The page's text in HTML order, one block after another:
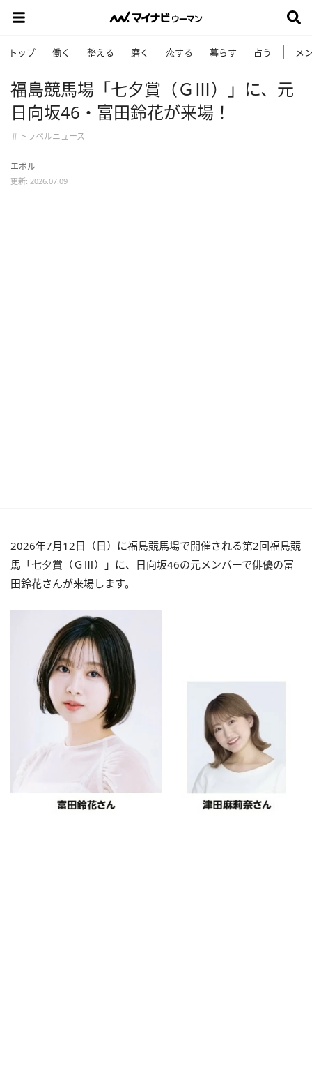
トップ 働く 整える 磨く 恋する 暮らす 占う メ
福島競馬場「七夕賞（ＧⅢ）」に、元
日向坂46・富田鈴花が来場！
＃トラベルニュース
エボル
更新: 2026.07.09
2026年7月12日（日）に福島競馬場で開催される第2回福島競
馬「七夕賞（ＧⅢ）」に、日向坂46の元メンバーで俳優の富
田鈴花さんが来場します。